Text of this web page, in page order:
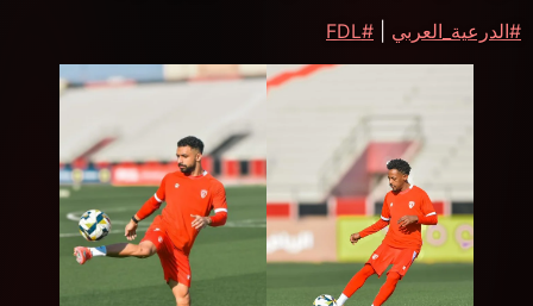
#الدرعية_العربي
#FDL